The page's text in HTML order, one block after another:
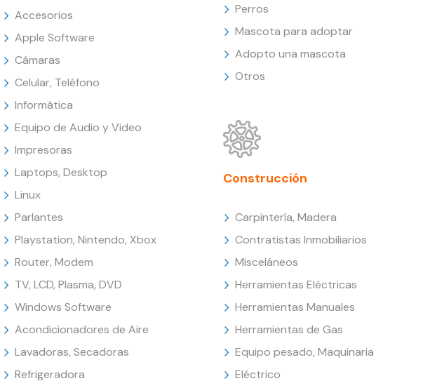
Accesorios
Apple Software
Cámaras
Celular, Teléfono
Informática
Equipo de Audio y Video
Impresoras
Laptops, Desktop
Linux
Parlantes
Playstation, Nintendo, Xbox
Router, Modem
TV, LCD, Plasma, DVD
Windows Software
Acondicionadores de Aire
Lavadoras, Secadoras
Refrigeradora
Perros
Mascota para adoptar
Adopto una mascota
Otros
Construcción
Carpintería, Madera
Contratistas Inmobiliarios
Misceláneos
Herramientas Eléctricas
Herramientas Manuales
Herramientas de Gas
Equipo pesado, Maquinaria
Eléctrico